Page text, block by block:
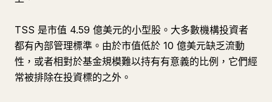
TSS 是市值 4.59 億美元的小型股。大多數機構投資者
都有內部管理標準。由於市值低於 10 億美元缺乏流動
性，或者相對於基金規模難以持有有意義的比例，它們經
常被排除在投資標的之外。